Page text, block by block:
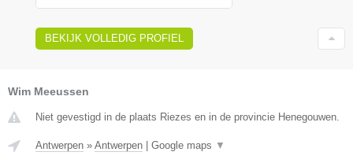
BEKIJK VOLLEDIG PROFIEL
Wim Meeussen
Niet gevestigd in de plaats Riezes en in de provincie Henegouwen.
Antwerpen » Antwerpen Google maps ▼